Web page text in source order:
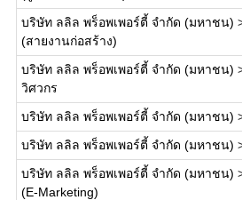
บริษัท ลลิล พร็อพเพอร์ตี้ จำกัด (มหาชน)
(สายงานก่อสร้าง)
บริษัท ลลิล พร็อพเพอร์ตี้ จำกัด (มหาชน)
วิศวกร
บริษัท ลลิล พร็อพเพอร์ตี้ จำกัด (มหาชน)
บริษัท ลลิล พร็อพเพอร์ตี้ จำกัด (มหาชน)
บริษัท ลลิล พร็อพเพอร์ตี้ จำกัด (มหาชน)
(E-Marketing)